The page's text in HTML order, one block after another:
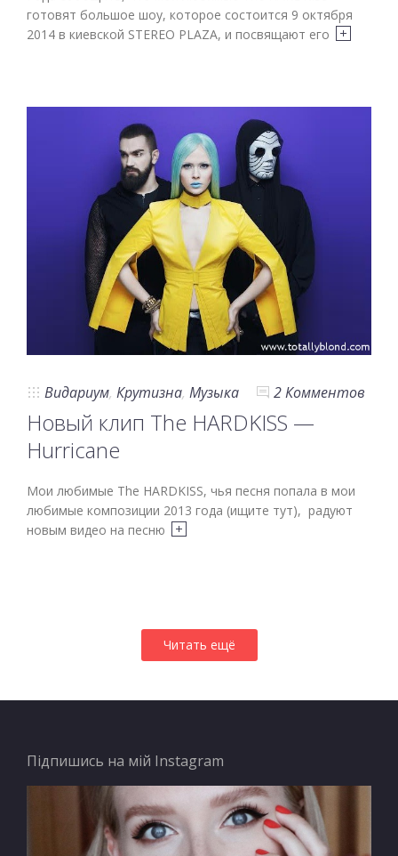
готовят большое шоу, которое состоится 9 октября
2014 в киевской STEREO PLAZA, и посвящают его
Видариум, Крутизна, Музыка 2 Комментов
Новый клип The HARDKISS —
Hurricane
Мои любимые The HARDKISS, чья песня попала в мои
любимые композиции 2013 года (ищите тут), радуют
новым видео на песню
Читать ещё
Підпишись на мій Instagram